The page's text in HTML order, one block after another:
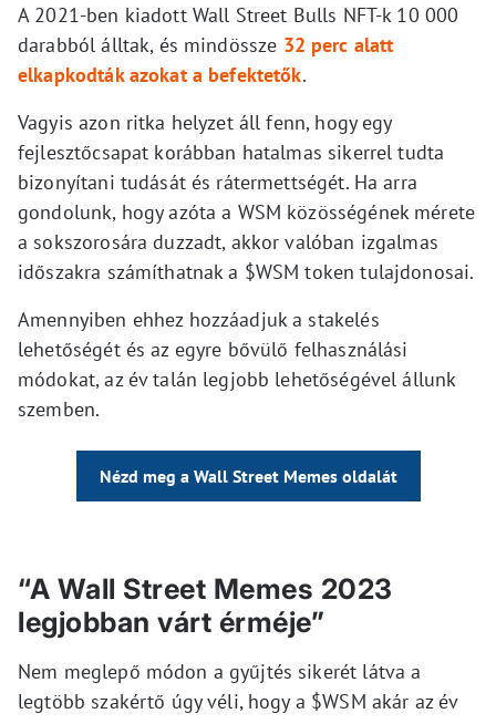
A 2021-ben kiadott Wall Street Bulls NFT-k 10 000
darabból álltak, és mindössze 32 perc alatt
elkapkodták azokat a befektetők.
Vagyis azon ritka helyzet áll fenn, hogy egy
fejlesztőcsapat korábban hatalmas sikerrel tudta
bizonyítani tudását és rátermettségét. Ha arra
gondolunk, hogy azóta a WSM közösségének mérete
a sokszorosára duzzadt, akkor valóban izgalmas
időszakra számíthatnak a $WSM token tulajdonosai.
Amennyiben ehhez hozzáadjuk a stakelés
lehetőségét és az egyre bővülő felhasználási
módokat, az év talán legjobb lehetőségével állunk
szemben.
Nézd meg a Wall Street Memes oldalát
“A Wall Street Memes 2023
legjobban várt érméje”
Nem meglepő módon a gyűjtés sikerét látva a
legtöbb szakértő úgy véli, hogy a $WSM akár az év